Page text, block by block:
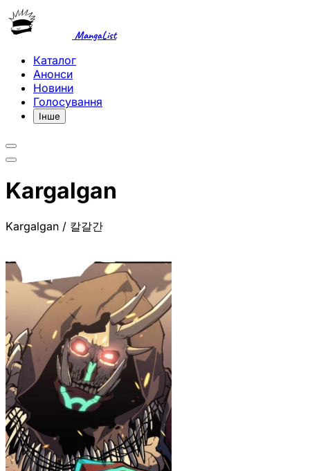
MangaList
Каталог
Анонси
Новини
Голосування
Інше
Kargalgan
Kargalgan / 칼갈간